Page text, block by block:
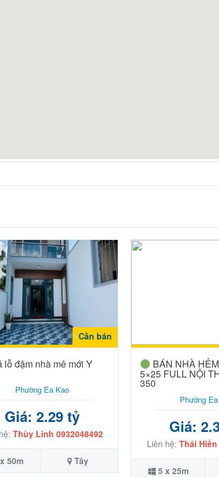
Cần bán
lỗ đậm nhà mê mới Y
Phường Ea Kao
Giá: 2.29 tỷ
Thùy Linh 0932048492
50m Tây
BÁN NHÀ
5×25 FULL NỘI
350
Phường
Giá:
Liên hệ: Thái Hiền
5 x 25m